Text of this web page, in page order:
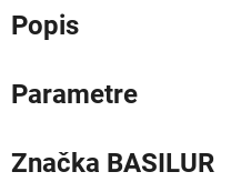
Popis
Parametre
Značka BASILUR